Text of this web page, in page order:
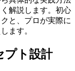
解説します。初心
と、プロが実際に
ます。
プト設計